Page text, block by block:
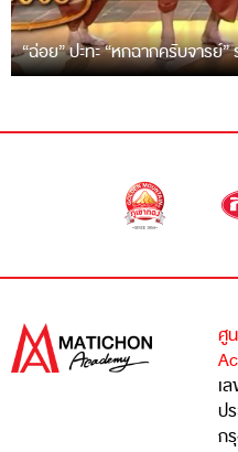
“ฉ่อย” ปะทะ “หกฉากครับจารย์
ศู
เ
ป
ก